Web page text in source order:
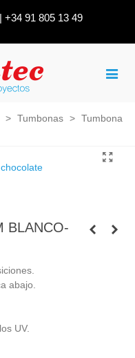
| +34 91 805 13 49
> Tumbonas > Tumbona
BLANCO-
abajo.
UV.